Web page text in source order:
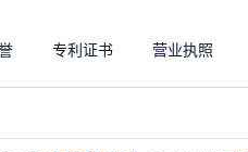
专利证书 营业执照